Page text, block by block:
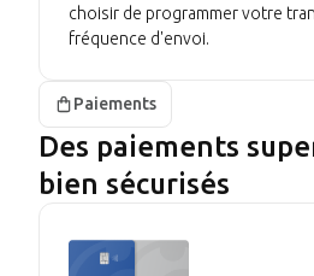
choisir de programmer votre
fréquence d'envoi.
Paiements
Des paiements
bien sécurisés